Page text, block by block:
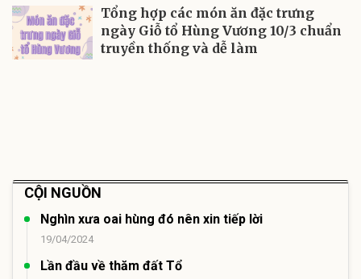
Tổng hợp các món ăn đặc trưng
ngày Giỗ tổ Hùng Vương 10/3 chuẩn
truyền thống và dễ làm
CỘI NGUỒN
Nghìn xưa oai hùng đó nên xin tiếp lời
19/04/2024
Lần đầu về thăm đất Tổ